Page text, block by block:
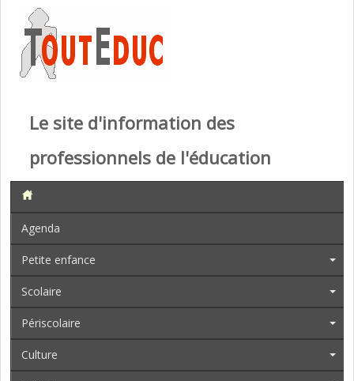
Le site d'information des
professionnels de l'éducation
Agenda
Petite enfance
Scolaire
Périscolaire
Culture